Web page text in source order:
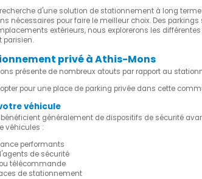
d'une solution de stationnement à long
nécessaires pour faire le meilleur choix. Des
extérieurs, nous explorerons les
parisien.
privé à Athis-Mons
présente de nombreux atouts par rapport au
pour une place de parking privée dans cette
véhicule
généralement de dispositifs de sécurité
véhicules :
performants
de sécurité
télécommande
de stationnement